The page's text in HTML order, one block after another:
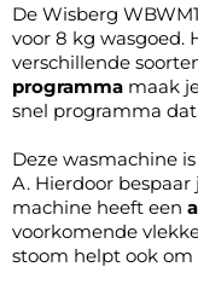
De Wisberg
voor 8 kg wasgoed.
verschillende
programma maak
snel programma
Deze wasmachine is
A. Hierdoor
machine heeft een
voorkomende
stoom helpt ook